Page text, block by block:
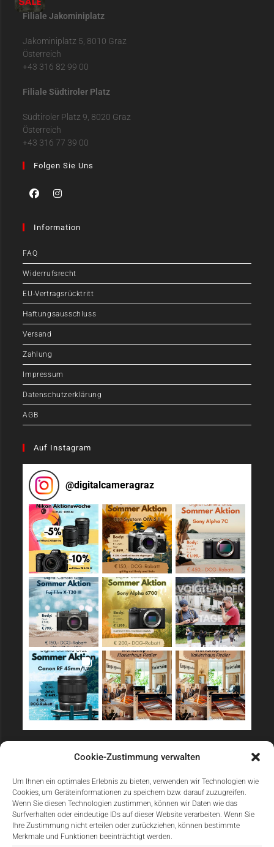
Cookie-Zustimmung verwalten
Um Ihnen ein optimales Erlebnis zu bieten, verwenden wir Technologien wie
Cookies, um Geräteinformationen zu speichern bzw. darauf zuzugreifen.
Wenn Sie diesen Technologien zustimmen, können wir Daten wie das
Surfverhalten oder eindeutige IDs auf dieser Website verarbeiten. Wenn Sie
Ihre Zustimmung nicht erteilen oder zurückziehen, können bestimmte
Merkmale und Funktionen beeinträchtigt werden.
Filiale Jakominiplatz
Jakominiplatz 5, 8010 Graz
Österreich
+43 316 82 99 00
Filiale Südtiroler Platz
Südtiroler Platz 9, 8020 Graz
Österreich
+43 316 77 39 00
Folgen Sie Uns
Information
FAQ
Widerrufsrecht
EU-Vertragsrücktritt
Haftungsausschluss
Versand
Zahlung
Impressum
Datenschutzerklärung
AGB
Auf Instagram
@digitalcameragraz
Sicher Einkaufen